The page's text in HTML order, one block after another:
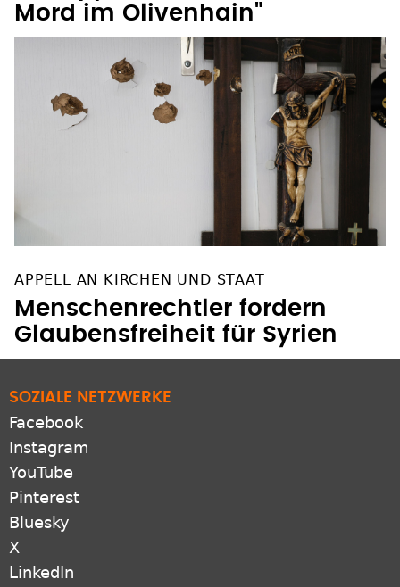
Mord im Olivenhain"
APPELL AN KIRCHEN UND STAAT
Menschenrechtler fordern
Glaubensfreiheit für Syrien
SOZIALE NETZWERKE
Facebook
Instagram
YouTube
Pinterest
Bluesky
X
LinkedIn